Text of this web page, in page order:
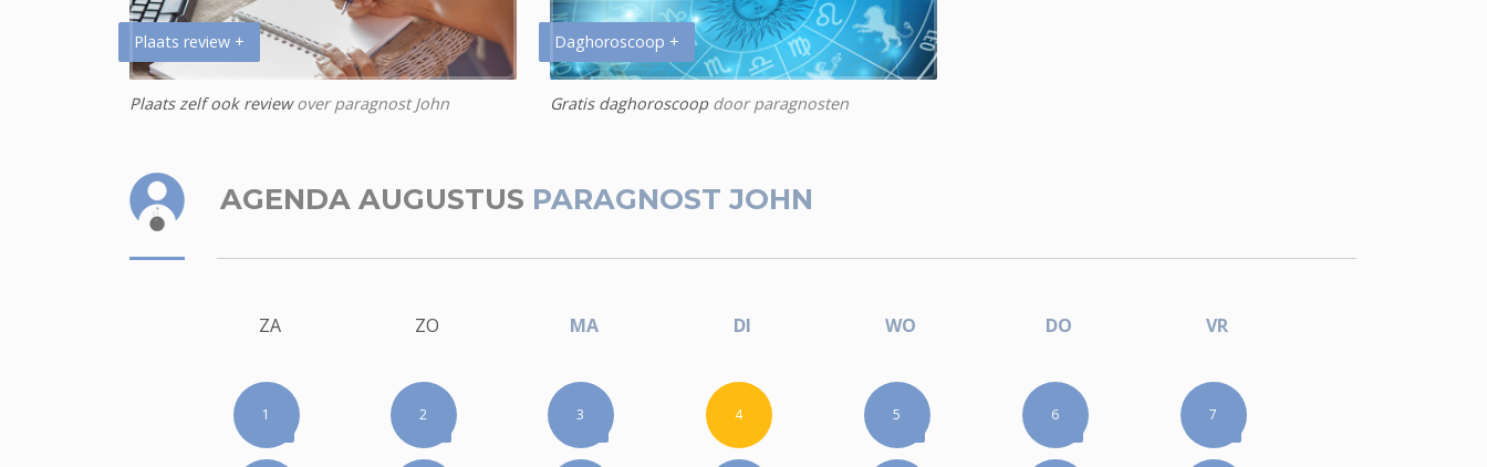
Plaats review +
Plaats zelf ook reviewover paragnost John
Daghoroscoop +
Gratis daghoroscoopdoor paragnosten
AGENDA AUGUSTUS PARAGNOST JOHN
ZA ZO MA DI WO DO VR
1 2 3 4 5 6 7